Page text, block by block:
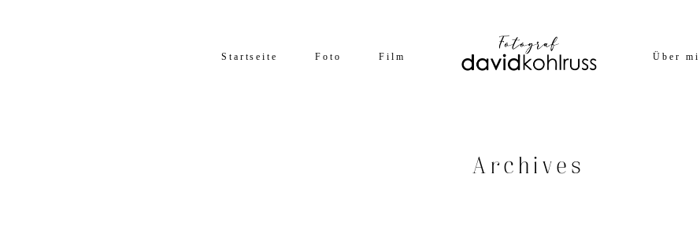
Startseite Foto Film Über
Archives